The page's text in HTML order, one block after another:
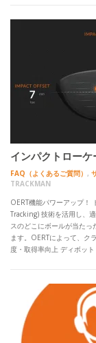
インパクトロー
FAQ（よくあるご質問） ,
TRACKMAN
OERT機能パワーアップ！
Tracking) 技術を活用し、
スのどこにボールが当たっ
ます。OERTによって、ク
度・取得率向上 ディボッ